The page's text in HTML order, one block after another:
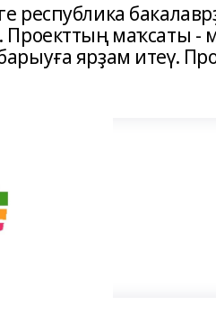
республика
маҡсаты -
ярҙам итеү.